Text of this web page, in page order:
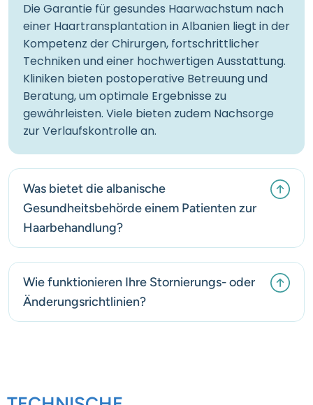
Die Garantie für gesundes Haarwachstum nach
einer Haartransplantation in Albanien liegt in der
Kompetenz der Chirurgen, fortschrittlicher
Techniken und einer hochwertigen Ausstattung.
Kliniken bieten postoperative Betreuung und
Beratung, um optimale Ergebnisse zu
gewährleisten. Viele bieten zudem Nachsorge
zur Verlaufskontrolle an.
Was bietet die albanische
Gesundheitsbehörde einem Patienten zur
Haarbehandlung?
Wie funktionieren Ihre Stornierungs- oder
Änderungsrichtlinien?